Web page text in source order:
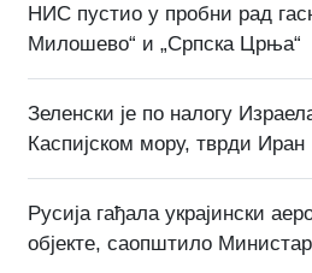
НИС пустио у пробни рад
Милошево“ и „Српска Црња“
Зеленски је по налогу
Каспијском мору, тврди Иран
Русија гађала украјински
објекте, саопштило